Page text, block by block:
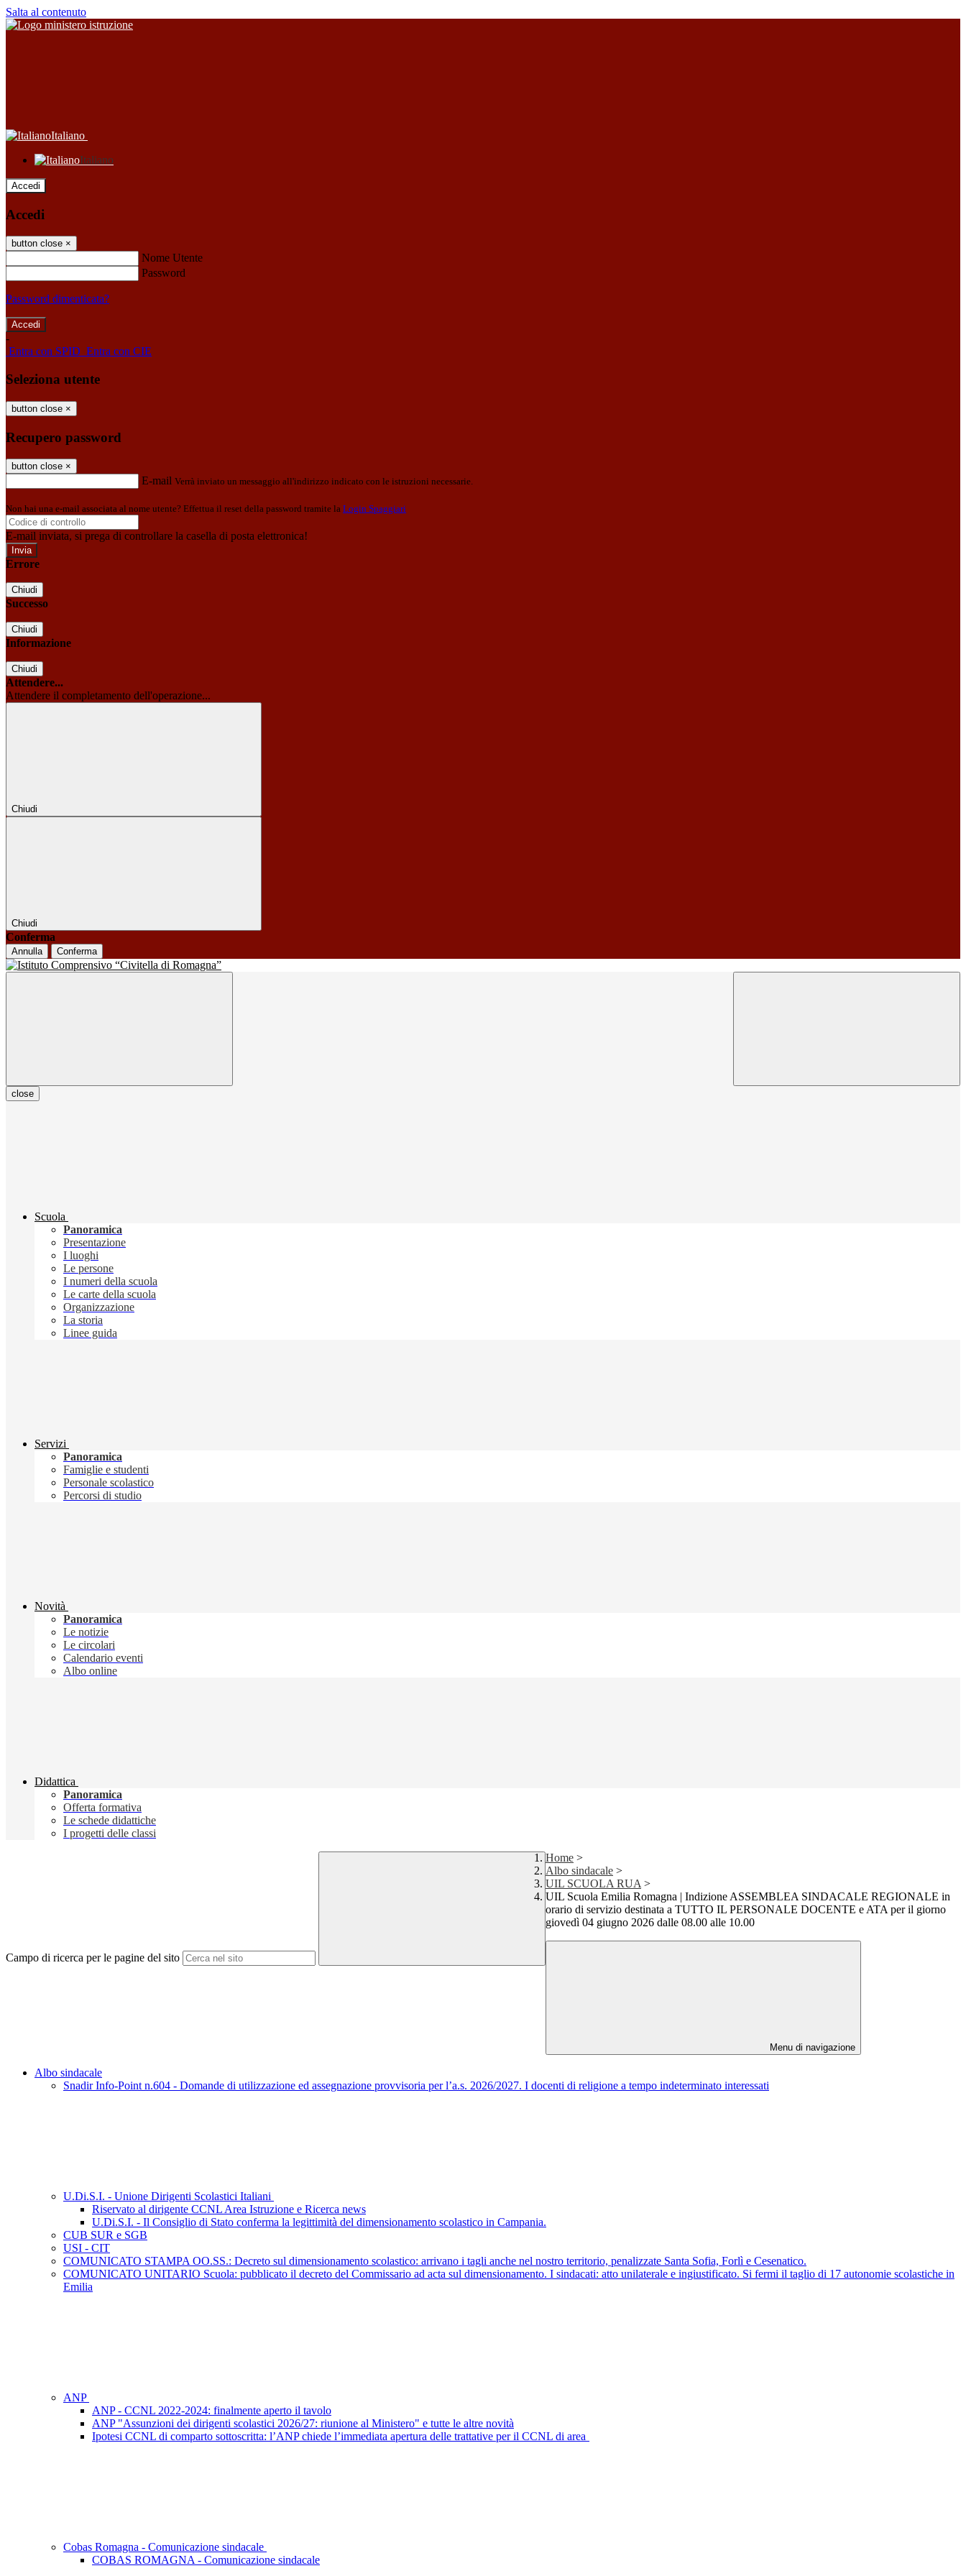
Salta al contenuto
Italiano
Italiano
Accedi
Accedi
button close ×
Nome Utente
Password
Password dimenticata?
-
Entra con SPID Entra con CIE
Seleziona utente
button close ×
Recupero password
button close ×
E-mail Verrà inviato un messaggio all'indirizzo indicato con le istruzioni necessarie.
Non hai una e-mail associata al nome utente? Effettua il reset della password tramite la Login Spaggiari
E-mail inviata, si prega di controllare la casella di posta elettronica!
Errore
Chiudi
Successo
Chiudi
Informazione
Chiudi
Attendere...
Attendere il completamento dell'operazione...
Chiudi
Chiudi
Conferma
Annulla Conferma
close
Scuola
Panoramica
Presentazione
I luoghi
Le persone
I numeri della scuola
Le carte della scuola
Organizzazione
La storia
Linee guida
Servizi
Panoramica
Famiglie e studenti
Personale scolastico
Percorsi di studio
Novità
Panoramica
Le notizie
Le circolari
Calendario eventi
Albo online
Didattica
Panoramica
Offerta formativa
Le schede didattiche
I progetti delle classi
Campo di ricerca per le pagine del sito
Home >
Albo sindacale >
UIL SCUOLA RUA >
UIL Scuola Emilia Romagna | Indizione ASSEMBLEA SINDACALE REGIONALE in
orario di servizio destinata a TUTTO IL PERSONALE DOCENTE e ATA per il giorno
giovedì 04 giugno 2026 dalle 08.00 alle 10.00
Menu di navigazione
Albo sindacale
Snadir Info-Point n.604 - Domande di utilizzazione ed assegnazione provvisoria per l’a.s. 2026/2027. I docenti di religione a tempo indeterminato interessati
U.Di.S.I. - Unione Dirigenti Scolastici Italiani
Riservato al dirigente CCNL Area Istruzione e Ricerca news
U.Di.S.I. - Il Consiglio di Stato conferma la legittimità del dimensionamento scolastico in Campania.
CUB SUR e SGB
USI - CIT
COMUNICATO STAMPA OO.SS.: Decreto sul dimensionamento scolastico: arrivano i tagli anche nel nostro territorio, penalizzate Santa Sofia, Forlì e Cesenatico.
COMUNICATO UNITARIO Scuola: pubblicato il decreto del Commissario ad acta sul dimensionamento. I sindacati: atto unilaterale e ingiustificato. Si fermi il taglio di 17 autonomie scolastiche in
Emilia
ANP
ANP - CCNL 2022-2024: finalmente aperto il tavolo
ANP "Assunzioni dei dirigenti scolastici 2026/27: riunione al Ministero" e tutte le altre novità
Ipotesi CCNL di comparto sottoscritta: l’ANP chiede l’immediata apertura delle trattative per il CCNL di area
Cobas Romagna - Comunicazione sindacale
COBAS ROMAGNA - Comunicazione sindacale